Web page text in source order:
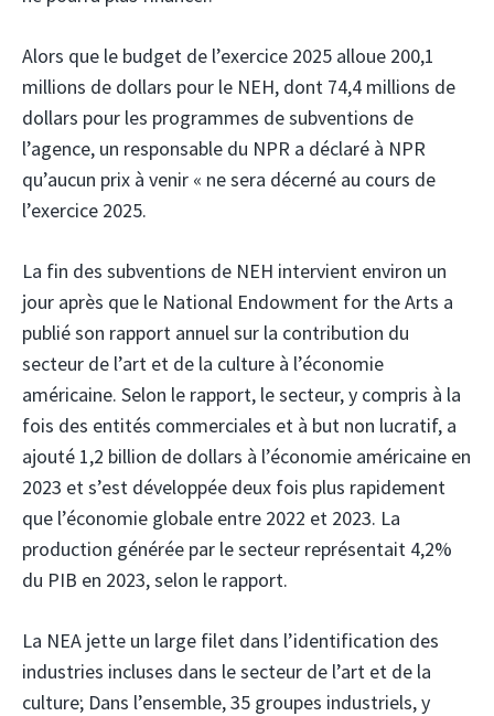
Alors que le budget de l’exercice 2025 alloue 200,1
millions de dollars pour le NEH, dont 74,4 millions de
dollars pour les programmes de subventions de
l’agence, un responsable du NPR a déclaré à NPR
qu’aucun prix à venir « ne sera décerné au cours de
l’exercice 2025.
La fin des subventions de NEH intervient environ un
jour après que le National Endowment for the Arts a
publié son rapport annuel sur la contribution du
secteur de l’art et de la culture à l’économie
américaine. Selon le rapport, le secteur, y compris à la
fois des entités commerciales et à but non lucratif, a
ajouté 1,2 billion de dollars à l’économie américaine en
2023 et s’est développée deux fois plus rapidement
que l’économie globale entre 2022 et 2023. La
production générée par le secteur représentait 4,2%
du PIB en 2023, selon le rapport.
La NEA jette un large filet dans l’identification des
industries incluses dans le secteur de l’art et de la
culture; Dans l’ensemble, 35 groupes industriels, y